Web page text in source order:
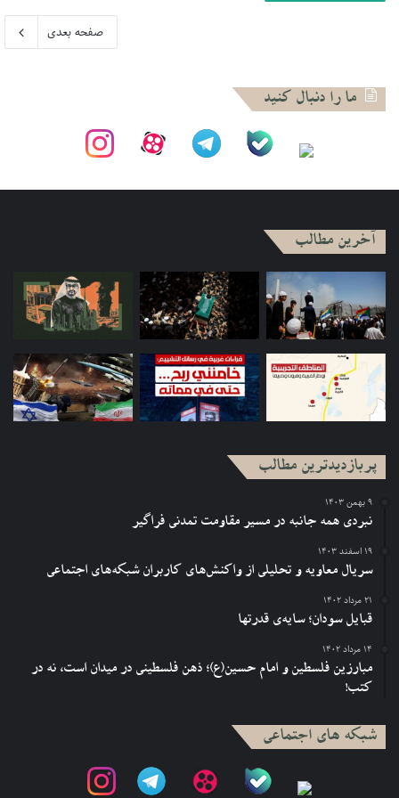
صفحه بعدی
ما را دنبال کنید
آخرین مطالب
پربازدیدترین مطالب
۹ بهمن ۱۴۰۳
نبردی همه جانبه در مسیر مقاومت تمدنی فراگیر
۱۹ اسفند ۱۴۰۳
سریال معاویه و تحلیلی از واکنش‌های کاربران شبکه‌های اجتماعی
۲۱ مرداد ۱۴۰۲
قبایل سودان؛ سایه‌ی قدرتها
۱۴ مرداد ۱۴۰۲
مبارزین فلسطین و امام حسین(ع)؛ ذهن فلسطینی در میدان است، نه در
کتب!
شبکه های اجتماعی